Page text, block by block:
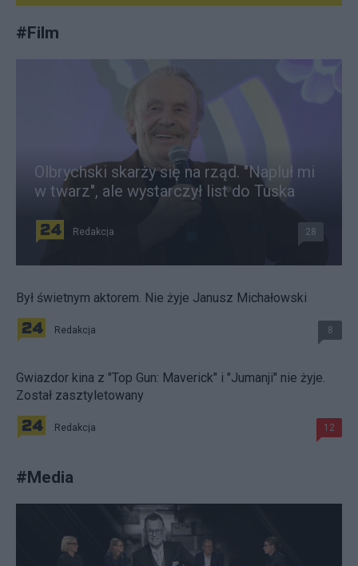
#Film
Olbrychski skarży się na rząd. "Napluł mi
w twarz", ale wystarczył list do Tuska
Redakcja 28
Był świetnym aktorem. Nie żyje Janusz Michałowski
Redakcja 8
Gwiazdor kina z "Top Gun: Maverick" i "Jumanji" nie żyje.
Został zasztyletowany
Redakcja 12
#Media